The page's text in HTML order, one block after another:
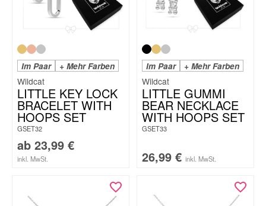
Im Paar + Mehr Farben
Wildcat
LITTLE KEY LOCK
BRACELET WITH
HOOPS SET
GSET32
ab 23,99 €
inkl. MwSt.
Im Paar + Mehr Farben
Wildcat
LITTLE GUMMI
BEAR NECKLACE
WITH HOOPS SET
GSET33
26,99 € inkl. MwSt.